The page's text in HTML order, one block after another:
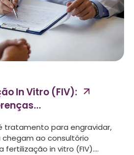
In Vitro (FIV):
tratamento para engravidar,
ao consultório
fertilização in vitro (FIV)....